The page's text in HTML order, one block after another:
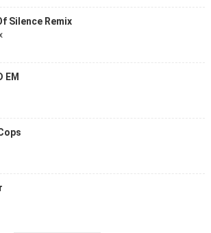
Silence Remix
EM